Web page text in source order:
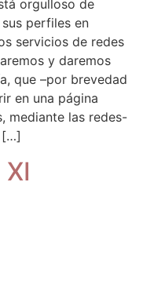
orgulloso de
perfiles en
servicios de redes
y daremos
que –por brevedad
en una página
mediante las redes-
[…]